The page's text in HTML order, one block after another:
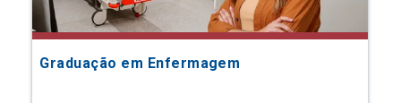
Graduação em Enfermagem